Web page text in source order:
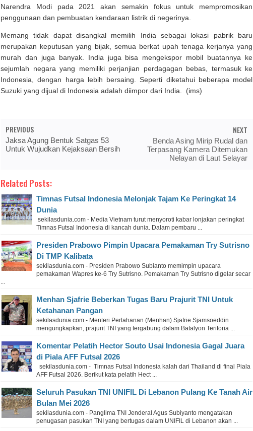
Narendra Modi pada 2021 akan semakin fokus untuk mempromosikan
penggunaan dan pembuatan kendaraan listrik di negerinya.
Memang tidak dapat disangkal memilih India sebagai lokasi pabrik baru
merupakan keputusan yang bijak, semua berkat upah tenaga kerjanya yang
murah dan juga banyak. India juga bisa mengekspor mobil buatannya ke
sejumlah negara yang memiliki perjanjian perdagagan bebas, termasuk ke
Indonesia, dengan harga lebih bersaing. Seperti diketahui beberapa model
Suzuki yang dijual di Indonesia adalah diimpor dari India. (ims)
PREVIOUS
Jaksa Agung Bentuk Satgas 53
Untuk Wujudkan Kejaksaan Bersih
NEXT
Benda Asing Mirip Rudal dan
Terpasang Kamera Ditemukan
Nelayan di Laut Selayar
Related Posts:
Timnas Futsal Indonesia Melonjak Tajam Ke Peringkat 14
Dunia
sekilasdunia.com - Media Vietnam turut menyoroti kabar lonjakan peringkat
Timnas Futsal Indonesia di kancah dunia. Dalam pembaru ...
Presiden Prabowo Pimpin Upacara Pemakaman Try Sutrisno
Di TMP Kalibata
sekilasdunia.com - Presiden Prabowo Subianto memimpin upacara
pemakaman Wapres ke-6 Try Sutrisno. Pemakaman Try Sutrisno digelar secar
Menhan Sjafrie Beberkan Tugas Baru Prajurit TNI Untuk
Ketahanan Pangan
sekilasdunia.com - Menteri Pertahanan (Menhan) Sjafrie Sjamsoeddin
mengungkapkan, prajurit TNI yang tergabung dalam Batalyon Teritoria ...
Komentar Pelatih Hector Souto Usai Indonesia Gagal Juara
di Piala AFF Futsal 2026
sekilasdunia.com - Timnas Futsal Indonesia kalah dari Thailand di final Piala
AFF Futsal 2026. Berikut kata pelatih Hect ...
Seluruh Pasukan TNI UNIFIL Di Lebanon Pulang Ke Tanah Air
Bulan Mei 2026
sekilasdunia.com - Panglima TNI Jenderal Agus Subiyanto mengatakan
penugasan pasukan TNI yang bertugas dalam UNIFIL di Lebanon akan ...